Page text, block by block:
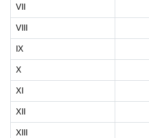
VII
VIII
IX
X
XI
XII
XIII